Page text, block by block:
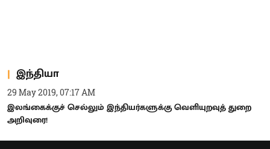
இந்தியா
29 May 2019, 07:17 AM
இலங்கைக்குச் செல்லும் இந்தியர்களுக்கு வெளியுறவுத் துறை
அறிவுரை!